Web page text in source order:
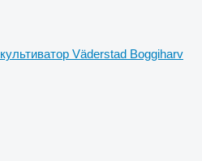
культиватор Väderstad Boggiharv